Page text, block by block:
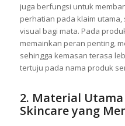
juga berfungsi untuk
perhatian pada klaim
visual bagi mata. Pada
memainkan peran penting,
sehingga kemasan terasa
tertuju pada nama produk
2. Material
Skincare yang